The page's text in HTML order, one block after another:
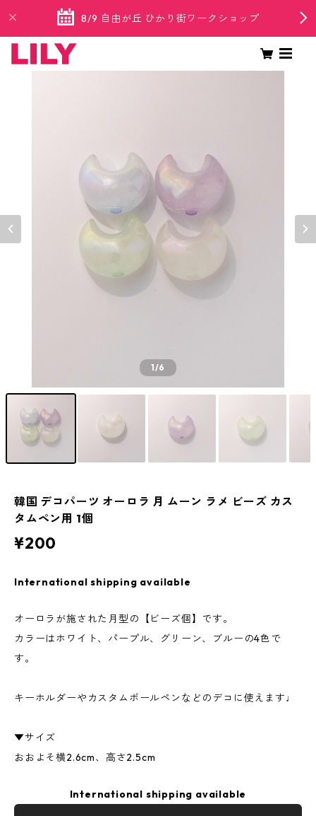
8/9 自由が丘 ひかり街ワークショップ
1/6
韓国 デコパーツ オーロラ 月 ムーン ラメ ビーズ カス
タムペン用 1個
¥200
International shipping available
オーロラが施された月型の【ビーズ個】です。
カラーはホワイト、パープル、グリーン、ブルーの4色で
す。
キーホルダーやカスタムボールペンなどのデコに使えます♩
▼サイズ
おおよそ横2.6cm、高さ2.5cm
International shipping available